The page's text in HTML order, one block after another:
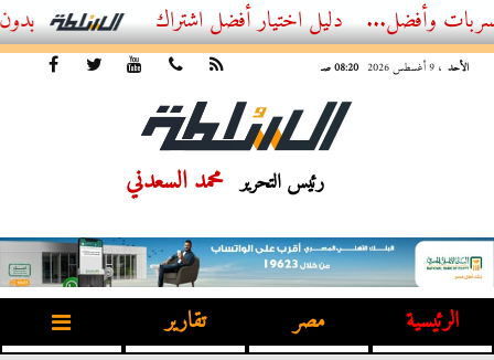
أفضل اشتراك IPTV بدون تقطيع 2026 – دليل المشاهد العصري
الأحد ، 9 أغسطس 2026 08:20 صـ
رئيس التحرير محمد السعدني
الرئيسية مصر تقارير